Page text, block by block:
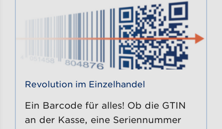
Revolution im Einzelhandel
Ein Barcode für alles! Ob die GTIN
an der Kasse, eine Seriennummer